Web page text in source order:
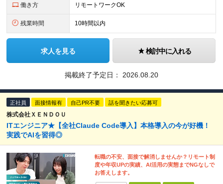
働き方 リモートワークOK
残業時間 10時間以内
求人を見る 検討中に入れる
掲載終了予定日： 2026.08.20
正社員 面接情報有 自己PR不要 話を聞きたい応募可
株式会社ＸＥＮＤＯＵ
ITエンジニア★【全社Claude Code導入】本格導入の今が好機！
実践でAIを習得◎
転職の不安、面接で解消しませんか？リモート制
度や年収UPの実績、AI活用の実態までNGなしで
お答えします。